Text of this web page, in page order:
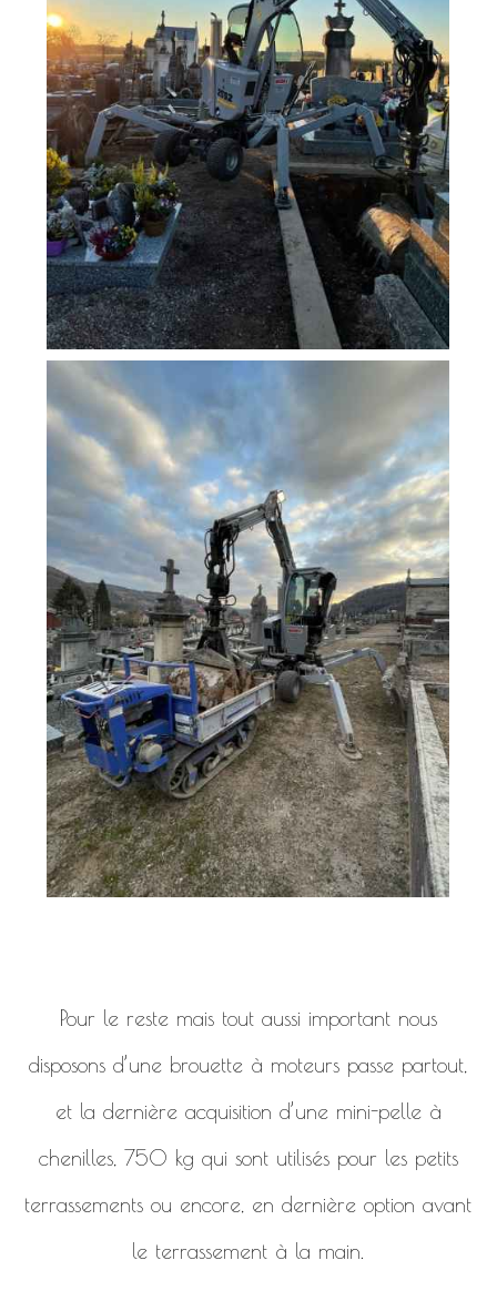
Pour le reste mais tout aussi important nous
disposons d’une brouette à moteurs passe partout,
et la dernière acquisition d’une mini-pelle à
chenilles, 750 kg qui sont utilisés pour les petits
terrassements ou encore, en dernière option avant
le terrassement à la main.